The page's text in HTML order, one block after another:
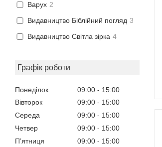
Варух 2
Видавництво Біблійний погляд 3
Видавництво Світла зірка 4
Графік роботи
Понеділок 09:00
15:00
Вівторок
09:00
15:00
Середа
09:00
15:00
Четвер
09:00
15:00
Пʼятниця
09:00
15:00